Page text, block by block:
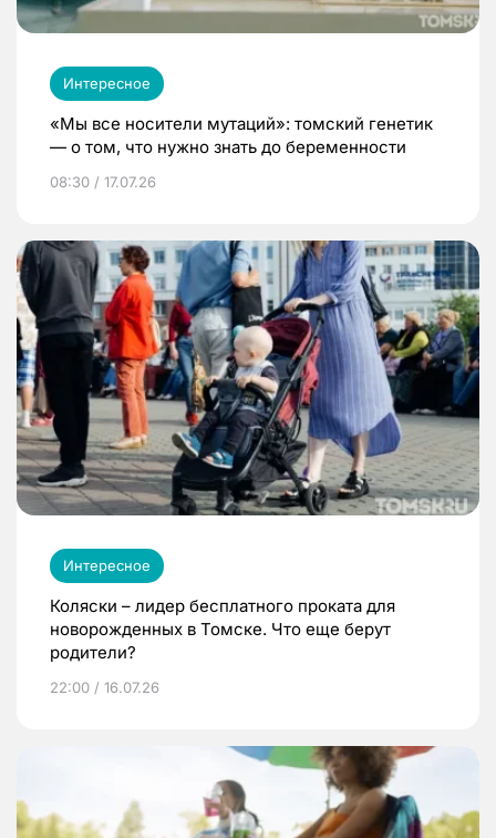
Интересное
«Мы все носители мутаций»: томский генетик
— о том, что нужно знать до беременности
08:30 / 17.07.26
Интересное
Коляски – лидер бесплатного проката для
новорожденных в Томске. Что еще берут
родители?
22:00 / 16.07.26